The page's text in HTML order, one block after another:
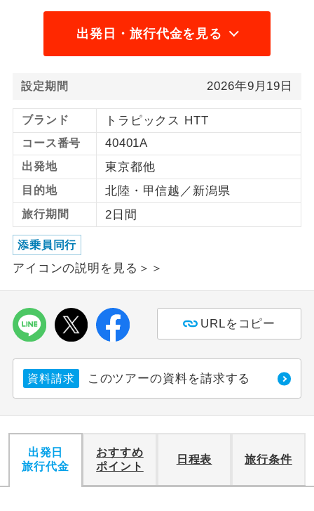
出発日・旅行代金を見る
設定期間 2026年9月19日
ブランド トラピックス HTT
コース番号 40401A
出発地 東京都他
目的地 北陸・甲信越／新潟県
旅行期間 2日間
添乗員同行
アイコンの説明を見る＞＞
URLをコピー
資料請求 このツアーの資料を請求する
出発日
旅行代金
おすすめ
ポイント
日程表 旅行条件
加限定
1名様1室同代
女性限定
女性限定でご参加いただけるコースで
す。
年齢制限あり
ご参加にあたり年齢に制限があるコース
です。
航空会社指定
ご紹介するホテルを指定したコースで
す。
おひとり様バ
ス2席利用
おひとり様でバス席を2席利⽤できま
す。